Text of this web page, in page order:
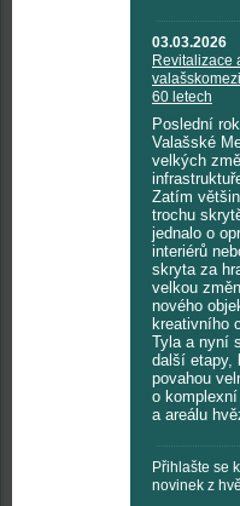
03.03.2026
Revitalizace
60 letech
Poslední
Valašské
velkých
Zatím
trochu
jednalo o
interiérů
skryta za
velkou
nového
kreativního
Tyla a nyní
další etapy,
povahou
o
a areálu
Přihlašte se
novinek z